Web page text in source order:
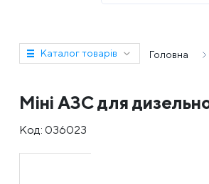
Каталог товарів Головна
Міні АЗС для
Код: 036023